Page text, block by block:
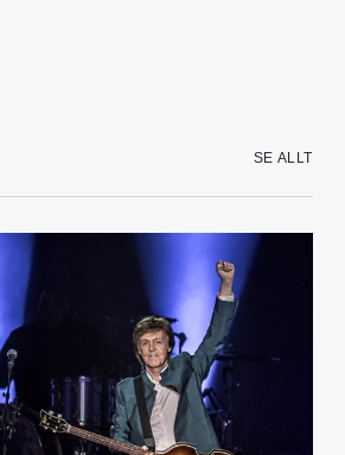
SE ALLT